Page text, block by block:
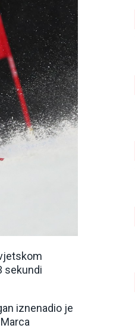
sekundi
iznenadio je